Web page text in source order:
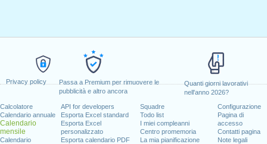
Privacy policy
Passa a Premium per rimuovere le
pubblicità e altro ancora
Quanti giorni lavorativi
nell'anno 2026?
Calcolatore
Calendario annuale
Calendario
mensile
Calendario
API for developers
Esporta Excel standard
Esporta Excel
personalizzato
Esporta calendario PDF
Squadre
Todo list
I miei compleanni
Centro promemoria
La mia pianificazione
Configurazione
Pagina di
accesso
Contatti pagina
Note legali